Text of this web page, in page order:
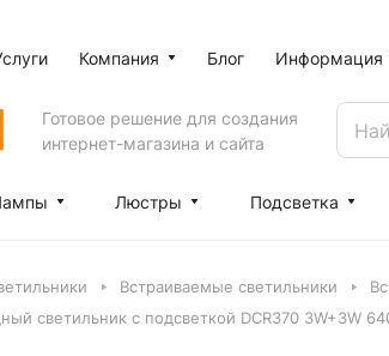
Компания Блог Информация
Готовое решение для создания
интернет-магазина и сайта
Люстры Подсветка
Встраиваемые светильники
светильник с подсветкой DCR370 3W+3W